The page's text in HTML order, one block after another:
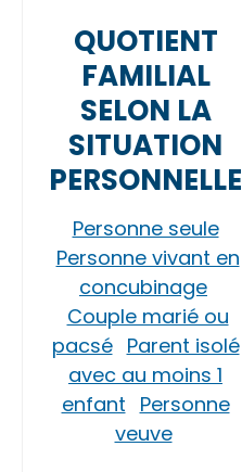
QUOTIENT
FAMILIAL
SELON LA
SITUATION
PERSONNELLE
Personne seule
Personne vivant en
concubinage
Couple marié ou
pacsé Parent isolé
avec au moins 1
enfant Personne
veuve